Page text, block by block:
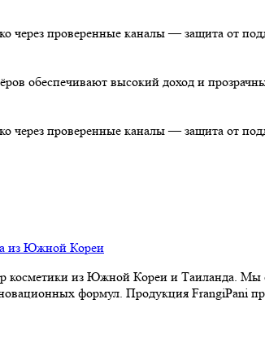
через проверенные каналы — защита от
обеспечивают высокий доход и
через проверенные каналы — защита от
из Южной Кореи и Таиланда. Мы
формул. Продукция FrangiPani